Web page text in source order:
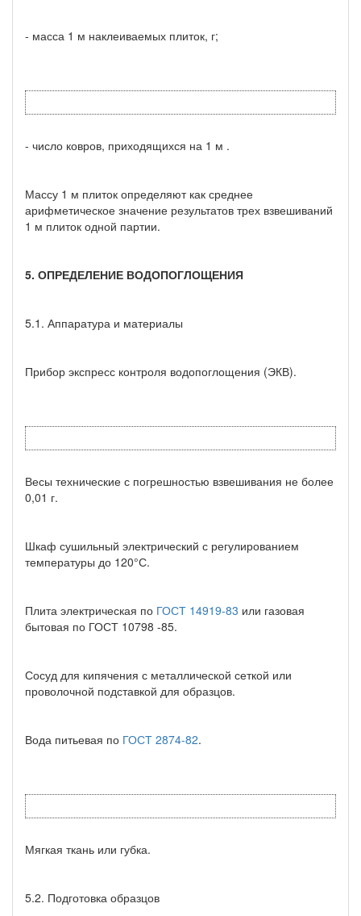
- масса 1 м наклеиваемых плиток, г;
- число ковров, приходящихся на 1 м .
Массу 1 м плиток определяют как среднее
арифметическое значение результатов трех взвешиваний
1 м плиток одной партии.
5. ОПРЕДЕЛЕНИЕ ВОДОПОГЛОЩЕНИЯ
5.1. Аппаратура и материалы
Прибор экспресс контроля водопоглощения (ЭКВ).
Весы технические с погрешностью взвешивания не более
0,01 г.
Шкаф сушильный электрический с регулированием
температуры до 120°С.
Плита электрическая по ГОСТ 14919-83 или газовая
бытовая по ГОСТ 10798 -85.
Сосуд для кипячения с металлической сеткой или
проволочной подставкой для образцов.
Вода питьевая по ГОСТ 2874-82.
Мягкая ткань или губка.
5.2. Подготовка образцов